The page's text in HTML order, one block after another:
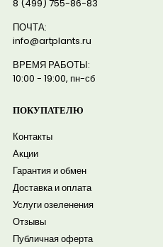
8 (499) 755-86-83
ПОЧТА:
info@artplants.ru
ВРЕМЯ РАБОТЫ:
10:00 - 19:00, пн-сб
ПОКУПАТЕЛЮ
Контакты
Акции
Гарантия и обмен
Доставка и оплата
Услуги озеленения
Отзывы
Публичная оферта